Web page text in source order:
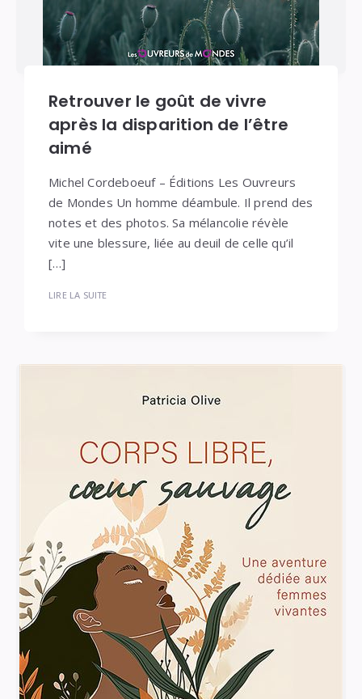
Retrouver le goût de vivre
après la disparition de l’être
aimé
Michel Cordeboeuf – Éditions Les Ouvreurs
de Mondes Un homme déambule. Il prend des
notes et des photos. Sa mélancolie révèle
vite une blessure, liée au deuil de celle qu’il
[…]
LIRE LA SUITE